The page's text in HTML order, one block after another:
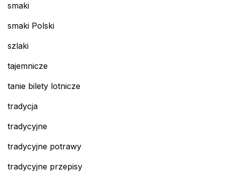
smaki
smaki Polski
szlaki
tajemnicze
tanie bilety lotnicze
tradycja
tradycyjne
tradycyjne potrawy
tradycyjne przepisy